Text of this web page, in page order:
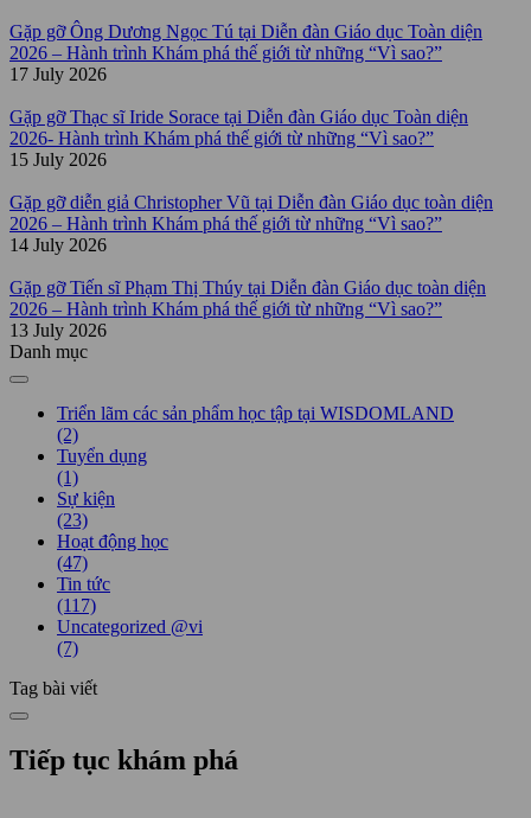
Gặp gỡ Ông Dương Ngọc Tú tại Diễn đàn Giáo dục Toàn diện
2026 – Hành trình Khám phá thế giới từ những “Vì sao?”
17 July 2026
Gặp gỡ Thạc sĩ Iride Sorace tại Diễn đàn Giáo dục Toàn diện
2026- Hành trình Khám phá thế giới từ những “Vì sao?”
15 July 2026
Gặp gỡ diễn giả Christopher Vũ tại Diễn đàn Giáo dục toàn diện
2026 – Hành trình Khám phá thế giới từ những “Vì sao?”
14 July 2026
Gặp gỡ Tiến sĩ Phạm Thị Thúy tại Diễn đàn Giáo dục toàn diện
2026 – Hành trình Khám phá thế giới từ những “Vì sao?”
13 July 2026
Danh mục
Triển lãm các sản phẩm học tập tại WISDOMLAND
(2)
Tuyển dụng
(1)
Sự kiện
(23)
Hoạt động học
(47)
Tin tức
(117)
Uncategorized @vi
(7)
Tag bài viết
Tiếp tục khám phá